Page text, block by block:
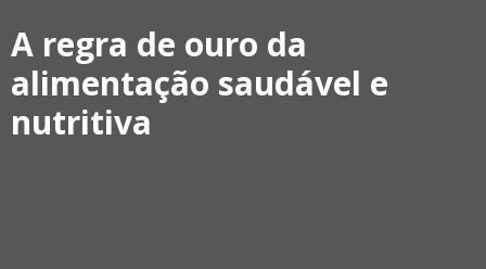
A regra de ouro da
alimentação saudável e
nutritiva